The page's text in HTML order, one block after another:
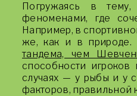
Погружаясь в
феноменами, где
Например, в
же, как и в природе.
тандема, чем
способности
случаях — у рыбы и у
факторов, правильной